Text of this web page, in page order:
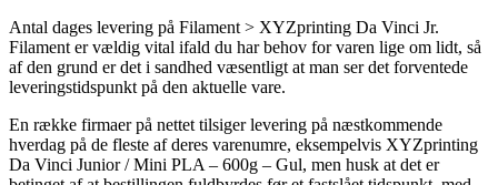
Antal dages levering på Filament > XYZprinting Da Vinci Jr.
Filament er vældig vital ifald du har behov for varen lige om lidt, så
af den grund er det i sandhed væsentligt at man ser det forventede
leveringstidspunkt på den aktuelle vare.
En række firmaer på nettet tilsiger levering på næstkommende
hverdag på de fleste af deres varenumre, eksempelvis XYZprinting
Da Vinci Junior / Mini PLA – 600g – Gul, men husk at det er